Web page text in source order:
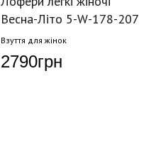
Весна-Літо 5-W-178-207
Взуття для жінок
2790грн